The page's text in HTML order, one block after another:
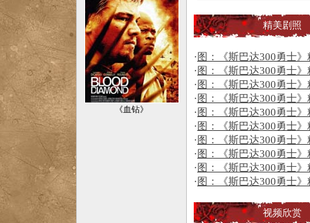
《血钻》
精美剧照
· 图：《斯巴达300勇士
· 图：《斯巴达300勇士
· 图：《斯巴达300勇士
· 图：《斯巴达300勇士
· 图：《斯巴达300勇士
· 图：《斯巴达300勇士
· 图：《斯巴达300勇士
· 图：《斯巴达300勇士
· 图：《斯巴达300勇士
· 图：《斯巴达300勇士
视频欣赏